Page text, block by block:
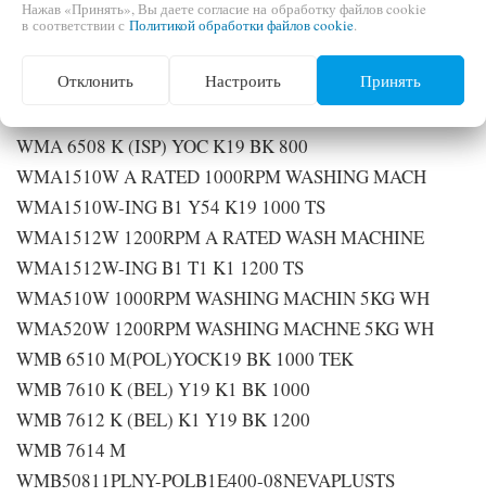
WM74125W 7kg w/machine white
WM84125W 8KG w/machine white
WMA 6508 K (ISP) YOC K19 BK 800
WMA1510W A RATED 1000RPM WASHING MACH
WMA1510W-ING B1 Y54 K19 1000 TS
WMA1512W 1200RPM A RATED WASH MACHINE
WMA1512W-ING B1 T1 K1 1200 TS
WMA510W 1000RPM WASHING MACHIN 5KG WH
WMA520W 1200RPM WASHING MACHNE 5KG WH
WMB 6510 M(POL)YOCK19 BK 1000 TEK
WMB 7610 K (BEL) Y19 K1 BK 1000
WMB 7612 K (BEL) K1 Y19 BK 1200
WMB 7614 M
WMB50811PLNY-POLB1E400-08NEVAPLUSTS
Нажав «Принять», Вы даете согласие на обработку файлов cookie
в соответствии с Политикой обработки файлов cookie.
Отклонить Настроить Принять